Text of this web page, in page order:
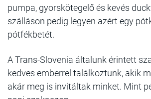
pumpa, gyorskötegelő és kevés
szálláson pedig legyen azért egy
pótfékbetét.
A Trans-Slovenia általunk érintett
kedves emberrel találkoztunk, akik
akár meg is invitáltak minket. Mint